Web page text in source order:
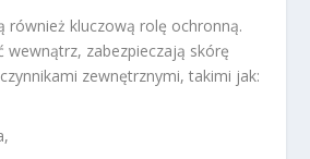
również kluczową rolę ochronną.
wewnątrz, zabezpieczają skórę
zewnętrznymi, takimi jak: